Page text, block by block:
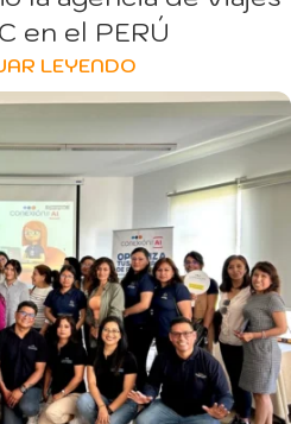
en el PERÚ
LEYENDO